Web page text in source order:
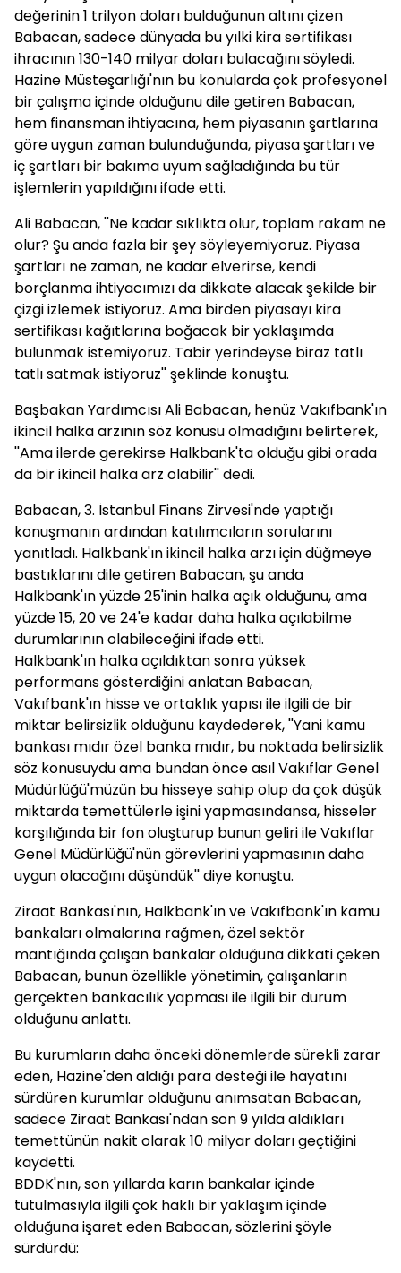
değerinin 1 trilyon doları bulduğunun altını çizen
Babacan, sadece dünyada bu yılki kira sertifikası
ihracının 130-140 milyar doları bulacağını söyledi.
Hazine Müsteşarlığı'nın bu konularda çok profesyonel
bir çalışma içinde olduğunu dile getiren Babacan,
hem finansman ihtiyacına, hem piyasanın şartlarına
göre uygun zaman bulunduğunda, piyasa şartları ve
iç şartları bir bakıma uyum sağladığında bu tür
işlemlerin yapıldığını ifade etti.
Ali Babacan, ''Ne kadar sıklıkta olur, toplam rakam ne
olur? Şu anda fazla bir şey söyleyemiyoruz. Piyasa
şartları ne zaman, ne kadar elverirse, kendi
borçlanma ihtiyacımızı da dikkate alacak şekilde bir
çizgi izlemek istiyoruz. Ama birden piyasayı kira
sertifikası kağıtlarına boğacak bir yaklaşımda
bulunmak istemiyoruz. Tabir yerindeyse biraz tatlı
tatlı satmak istiyoruz'' şeklinde konuştu.
Başbakan Yardımcısı Ali Babacan, henüz Vakıfbank'ın
ikincil halka arzının söz konusu olmadığını belirterek,
''Ama ilerde gerekirse Halkbank'ta olduğu gibi orada
da bir ikincil halka arz olabilir'' dedi.
Babacan, 3. İstanbul Finans Zirvesi'nde yaptığı
konuşmanın ardından katılımcıların sorularını
yanıtladı. Halkbank'ın ikincil halka arzı için düğmeye
bastıklarını dile getiren Babacan, şu anda
Halkbank'ın yüzde 25'inin halka açık olduğunu, ama
yüzde 15, 20 ve 24'e kadar daha halka açılabilme
durumlarının olabileceğini ifade etti.
Halkbank'ın halka açıldıktan sonra yüksek
performans gösterdiğini anlatan Babacan,
Vakıfbank'ın hisse ve ortaklık yapısı ile ilgili de bir
miktar belirsizlik olduğunu kaydederek, ''Yani kamu
bankası mıdır özel banka mıdır, bu noktada belirsizlik
söz konusuydu ama bundan önce asıl Vakıflar Genel
Müdürlüğü'müzün bu hisseye sahip olup da çok düşük
miktarda temettülerle işini yapmasındansa, hisseler
karşılığında bir fon oluşturup bunun geliri ile Vakıflar
Genel Müdürlüğü'nün görevlerini yapmasının daha
uygun olacağını düşündük'' diye konuştu.
Ziraat Bankası'nın, Halkbank'ın ve Vakıfbank'ın kamu
bankaları olmalarına rağmen, özel sektör
mantığında çalışan bankalar olduğuna dikkati çeken
Babacan, bunun özellikle yönetimin, çalışanların
gerçekten bankacılık yapması ile ilgili bir durum
olduğunu anlattı.
Bu kurumların daha önceki dönemlerde sürekli zarar
eden, Hazine'den aldığı para desteği ile hayatını
sürdüren kurumlar olduğunu anımsatan Babacan,
sadece Ziraat Bankası'ndan son 9 yılda aldıkları
temettünün nakit olarak 10 milyar doları geçtiğini
kaydetti.
BDDK'nın, son yıllarda karın bankalar içinde
tutulmasıyla ilgili çok haklı bir yaklaşım içinde
olduğuna işaret eden Babacan, sözlerini şöyle
sürdürdü: